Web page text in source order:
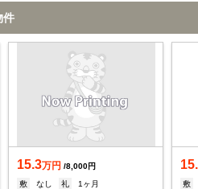
件
15.3万円 /8,000円
敷
なし 礼
1ヶ月
敷